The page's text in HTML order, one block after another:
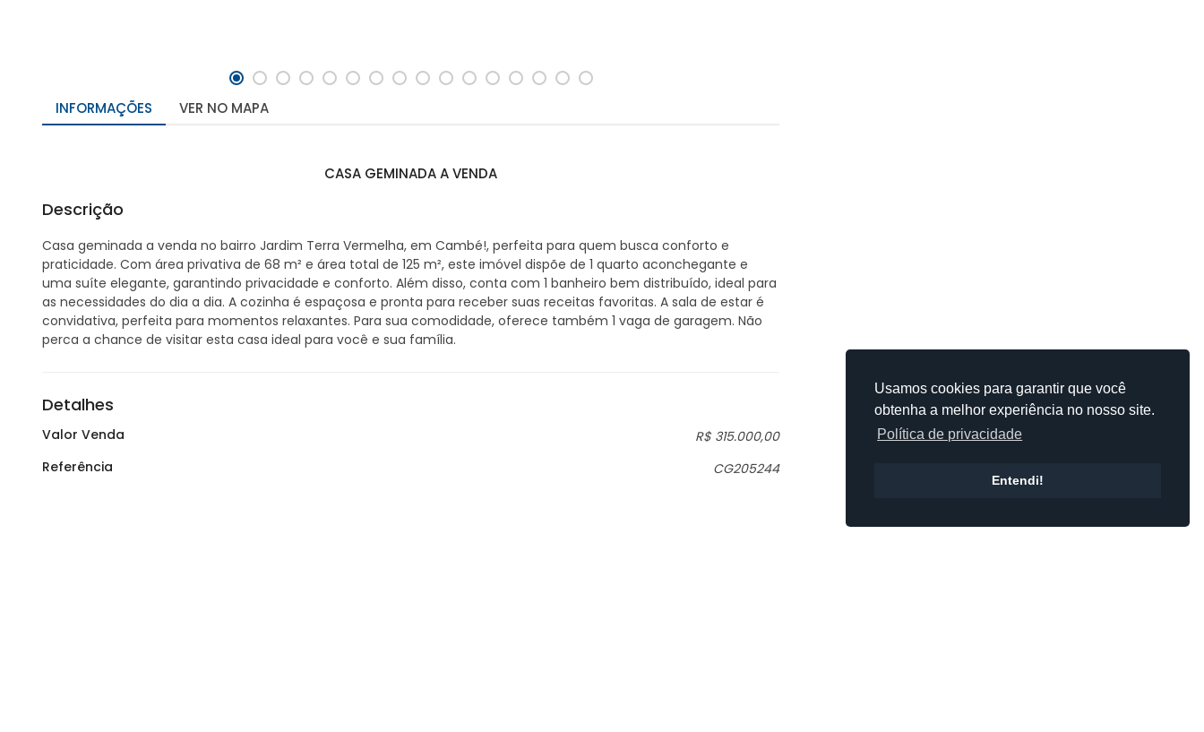
Usamos cookies para garantir que você
obtenha a melhor experiência no nosso site.
Política de privacidade
Entendi!
INFORMAÇÕES VER NO MAPA
CASA GEMINADA A VENDA
Descrição
Casa geminada a venda no bairro Jardim Terra Vermelha, em Cambé!, perfeita para quem busca conforto e
praticidade. Com área privativa de 68 m² e área total de 125 m², este imóvel dispõe de 1 quarto aconchegante e
uma suíte elegante, garantindo privacidade e conforto. Além disso, conta com 1 banheiro bem distribuído, ideal para
as necessidades do dia a dia. A cozinha é espaçosa e pronta para receber suas receitas favoritas. A sala de estar é
convidativa, perfeita para momentos relaxantes. Para sua comodidade, oferece também 1 vaga de garagem. Não
perca a chance de visitar esta casa ideal para você e sua família.
Detalhes
R$ 315.000,00
Valor Venda
CG205244
Referência